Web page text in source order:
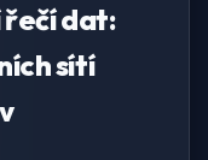
řečí dat:
sítí